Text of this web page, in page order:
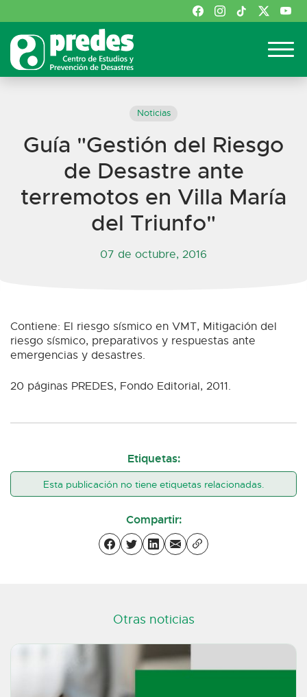
Noticias
Guía "Gestión del Riesgo
de Desastre ante
terremotos en Villa María
del Triunfo"
07 de octubre, 2016
Contiene: El riesgo sísmico en VMT, Mitigación del
riesgo sísmico, preparativos y respuestas ante
emergencias y desastres.
20 páginas PREDES, Fondo Editorial, 2011.
Etiquetas:
Esta publicación no tiene etiquetas relacionadas.
Compartir:
Otras noticias